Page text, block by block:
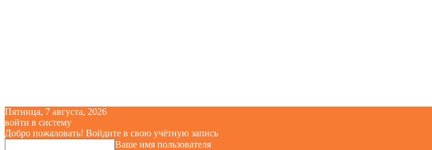
Пятница, 7 августа, 2026
войти в систему
Добро пожаловать! Войдите в свою учётную запись
Ваше имя пользователя